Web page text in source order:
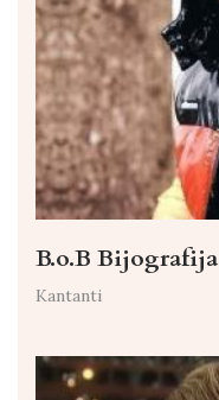
B.o.B Bijografija
Kantanti